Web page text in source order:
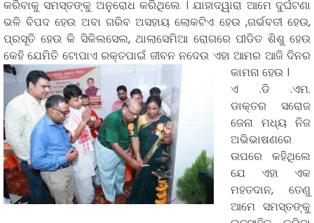
କରିବାକୁ ସମସ୍ତଙ୍କୁ ଅନୁରୋଧ କରିଥିଲେ । ଯାହାଦ୍ୱାରା ଆମେ ଦୁର୍ଘଟଣା
ଭଳି ବିପଦ ହେଉ ଅବା ଗରିବ ଅସହାୟ ଲୋକଟିଏ ହେଉ ,ଗର୍ଭବତୀ ହେଉ,
ପ୍ରସୂତି ହେଉ କି ସିକିଲସେଲ, ଥାଲାସେମିଆ ରୋଗରେ ପୀଡିତ ଶିଶୁ ହେଉ
କେହି ଯେମିତି ଟୋପାଏ ରକ୍ତପାଇଁ ଜୀବନ ନଦେଉ ଏହା ଆମର ଆଜି ଦିନର
କାମନା ହେଉ ।
ଏ .ଡି .ଏମ.
ଡାକ୍ତର ସରୋଜ
ଜେନା ମଧ୍ୟ ନିଜ
ଅଭିଭାଷଣରେ
ଉପରେ କହିଥିଲେ
ଯେ ଏହା ଏକ
ମହତଦାନ, ତେଣୁ
ଆମେ ସମସ୍ତଙ୍କୁ